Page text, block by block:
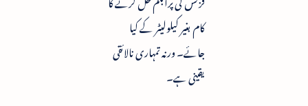
کام بغیر کیلولیٹر کے کیا
جائے۔ ورنہ تمہاری نالائقی
یقینی ہے۔